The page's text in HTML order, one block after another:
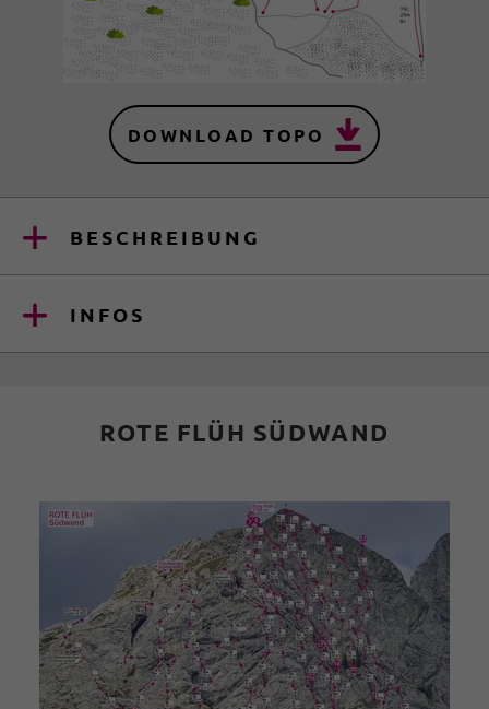
DOWNLOAD TOPO
BESCHREIBUNG
INFOS
ROTE FLÜH SÜDWAND